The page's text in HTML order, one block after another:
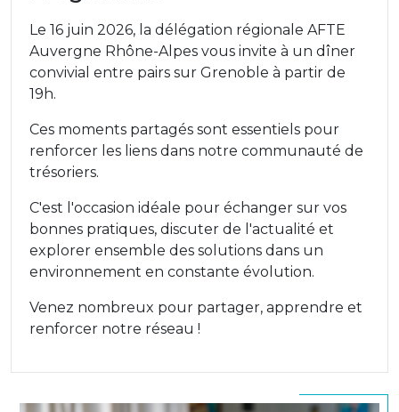
Le 16 juin 2026, la délégation régionale AFTE
Auvergne Rhône-Alpes vous invite à un dîner
convivial entre pairs sur Grenoble à partir de
19h.
Ces moments partagés sont essentiels pour
renforcer les liens dans notre communauté de
trésoriers.
C'est l'occasion idéale pour échanger sur vos
bonnes pratiques, discuter de l'actualité et
explorer ensemble des solutions dans un
environnement en constante évolution.
Venez nombreux pour partager, apprendre et
renforcer notre réseau !